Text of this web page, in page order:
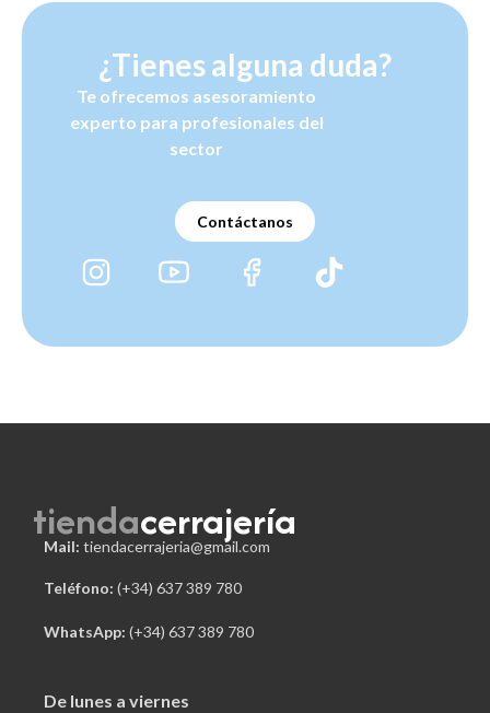
¿Tienes alguna duda?
Te ofrecemos asesoramiento
experto para profesionales del
sector
Contáctanos
tiendacerrajería
Mail: tiendacerrajeria@gmail.com
Teléfono: (+34) 637 389 780
WhatsApp: (+34) 637 389 780
De lunes a viernes